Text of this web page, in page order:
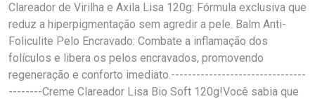
Clareador de Virilha e Axila Lisa 120g: Fórmula exclusiva que
reduz a hiperpigmentação sem agredir a pele. Balm Anti-
Foliculite Pelo Encravado: Combate a inflamação dos
folículos e libera os pelos encravados, promovendo
regeneração e conforto imediato.--------------------------------
--------Creme Clareador Lisa Bio Soft 120g!Você sabia que